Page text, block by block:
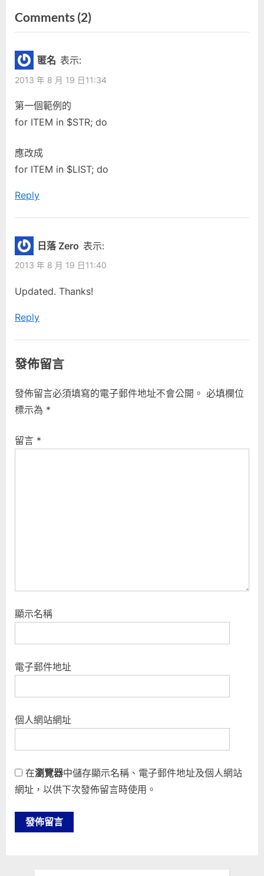
章
導
覽
e
v
i
o
u
s
s
t
t
Comments (2)on
“Array
匿名 表示:
2013 年 8 月 19 日11:34
第一個範例的
for ITEM in $STR; do
應改成
for ITEM in $LIST; do
Reply
日落 Zero 表示:
2013 年 8 月 19 日11:40
Updated. Thanks!
Reply
發佈留言
發佈留言必須填寫的電子郵件地址不會公開。 必填欄位
標示為 *
留言 *
顯示名稱
電子郵件地址
個人網站網址
在瀏覽器中儲存顯示名稱、電子郵件地址及個人網站
網址，以供下次發佈留言時使用。